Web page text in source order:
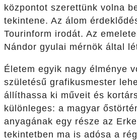
központot szerettünk volna
tekintene. Az álom
Tourinform irodát. Az
Nándor gyulai mérnök által
Életem egyik nagy élménye
születésű grafikusmester
állíthassa ki műveit és
különleges: a magyar
anyagának egy része az
tekintetben ma is adósa a